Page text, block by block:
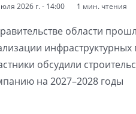
2026 г. - 14:00 1 мин. чтения
области
обсудили
на 2027–2028 годы